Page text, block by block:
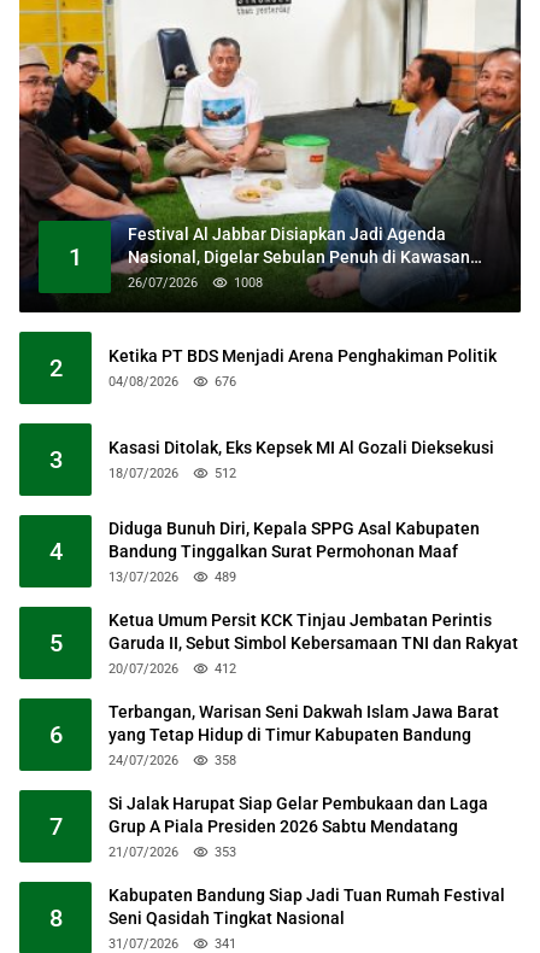
1
Festival Al Jabbar Disiapkan Jadi Agenda
Nasional, Digelar Sebulan Penuh di Kawasan
Masjid Raya Al Jabbar
26/07/2026 1008
2 Ketika PT BDS Menjadi Arena Penghakiman Politik
04/08/2026 676
3 Kasasi Ditolak, Eks Kepsek MI Al Gozali Dieksekusi
18/07/2026 512
4
Diduga Bunuh Diri, Kepala SPPG Asal Kabupaten
Bandung Tinggalkan Surat Permohonan Maaf
13/07/2026 489
5
Ketua Umum Persit KCK Tinjau Jembatan Perintis
Garuda II, Sebut Simbol Kebersamaan TNI dan Rakyat
20/07/2026 412
6
Terbangan, Warisan Seni Dakwah Islam Jawa Barat
yang Tetap Hidup di Timur Kabupaten Bandung
24/07/2026 358
7
Si Jalak Harupat Siap Gelar Pembukaan dan Laga
Grup A Piala Presiden 2026 Sabtu Mendatang
21/07/2026 353
8
Kabupaten Bandung Siap Jadi Tuan Rumah Festival
Seni Qasidah Tingkat Nasional
31/07/2026 341